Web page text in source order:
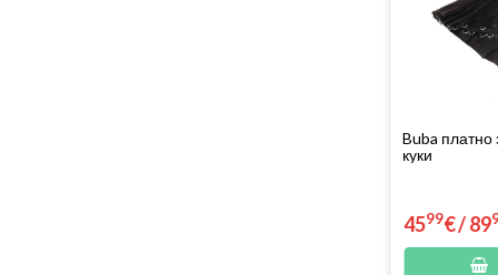
Buba платно
куки
4599€/89